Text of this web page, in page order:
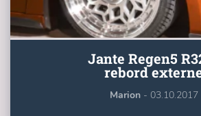
Jante Regen5
rebord
Marion - 03.10.2017